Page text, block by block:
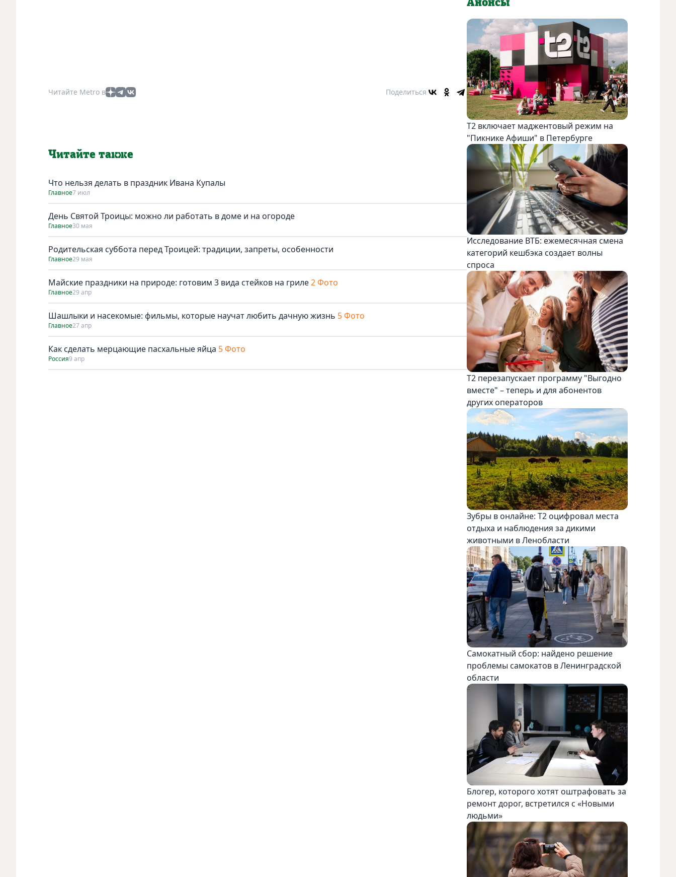
Читайте Metro в Поделиться
Читайте также
Что нельзя делать в праздник Ивана Купалы
Главное7 июл
День Святой Троицы: можно ли работать в доме и на огороде
Главное30 мая
Родительская суббота перед Троицей: традиции, запреты, особенности
Главное29 мая
Майские праздники на природе: готовим 3 вида стейков на гриле2 Фото
Главное29 апр
Шашлыки и насекомые: фильмы, которые научат любить дачную жизнь 5 Фото
Главное27 апр
Как сделать мерцающие пасхальные яйца 5 Фото
Россия9 апр
Т2 включает маджентовый режим на
"Пикнике Афиши" в Петербурге
Исследование ВТБ: ежемесячная смена
категорий кешбэка создает волны
спроса
Т2 перезапускает программу "Выгодно
вместе" – теперь и для абонентов
других операторов
Зубры в онлайне: Т2 оцифровал места
отдыха и наблюдения за дикими
животными в Ленобласти
Самокатный сбор: найдено решение
проблемы самокатов в Ленинградской
области
Блогер, которого хотят оштрафовать за
ремонт дорог, встретился с «Новыми
людьми»